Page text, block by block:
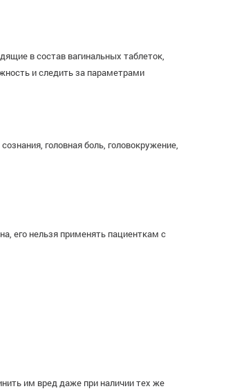
в состав вагинальных таблеток,
и следить за параметрами
головная боль, головокружение,
его нельзя применять пациенткам с
им вред даже при наличии тех же